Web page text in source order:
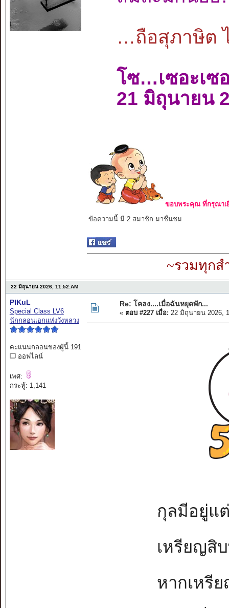
…ถือสุภาษิต
โซ…เซอะเซ
21 มิถุนายน
ขอบพระคุณ ที่กรุณาเ
ข้อความนี้ มี 2 สมาชิก มาชื่นชม
~รวมทุกส
22 มิถุนายน 2026, 11:52:AM
PIKuL
Special Class LV6
นักกลอนเอกแห่งวังหลวง
คะแนนกลอนของผู้นี้ 191
ออฟไลน์
เพศ:
กระทู้: 1,141
Re: โคลง....เมื่อฉันหยุดพัก...
« ตอบ #227 เมื่อ: 22 มิถุนายน 2026,
กุลมีอยู่แ
เหรียญสิ
หากเหรี